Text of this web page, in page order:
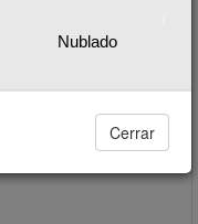
Nublado
Cerrar
CON INFLADOR